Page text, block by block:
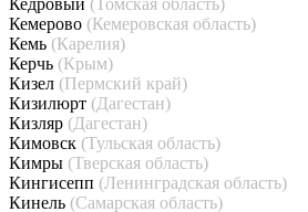
Кедровый (Томская область)
Кемерово (Кемеровская область)
Кемь (Карелия)
Керчь (Крым)
Кизел (Пермский край)
Кизилюрт (Дагестан)
Кизляр (Дагестан)
Кимовск (Тульская область)
Кимры (Тверская область)
Кингисепп (Ленинградская область)
Кинель (Самарская область)